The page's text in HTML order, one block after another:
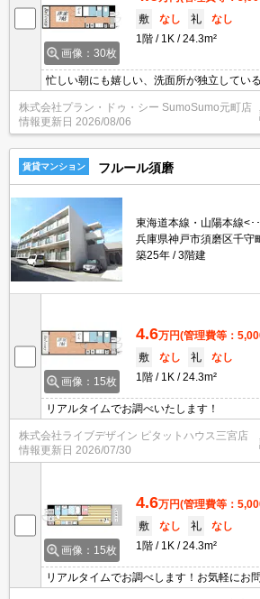
画像：30枚
敷
なし 礼
なし
1階
1K 24.3m²
忙しい朝にも嬉しい、洗面所が独立してい
策もばっちりです。収納はクロゼット・シ
なので、広々と空間を利用することも可能
ンタイプになります。バルコニー付きの物
株式会社プラン・ドゥ・シー SumoSumo元町店
情報更新日 2026/08/06
賃貸マンション フルール須磨
東海道本線・山陽本線<･
兵庫県神戸市須磨区千守
築25年
3階建
画像：15枚
4.6万円(管理費等：
敷
なし 礼
なし
1階
1K 24.3m²
リアルタイムでお調べいたします！
株式会社ライブデザイン ピタットハウス三宮店
情報更新日 2026/07/30
画像：15枚
4.6万円(管理費等：
敷
なし 礼
なし
1階
1K 24.3m²
リアルタイムでお調べします！お気軽にお